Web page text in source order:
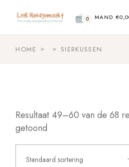
content
0 MAND €
HOME SIERKUSSEN
Resultaat 49–60 van de 68
getoond
Standaard sortering